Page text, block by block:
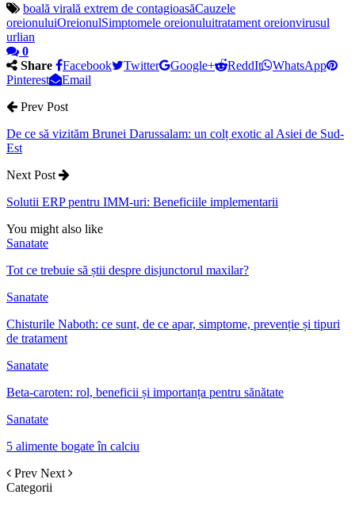
boală virală extrem de contagioasăCauzele
oreionuluiOreionulSimptomele oreionuluitratament oreionvirusul
urlian
0
Share
Facebook Twitter Google+ ReddIt
WhatsApp
Pinterest
Email
Prev Post
De ce să vizităm Brunei Darussalam: un colț exotic al Asiei de Sud-
Est
Next Post
Solutii ERP pentru IMM-uri: Beneficiile implementarii
You might also like
Sanatate
Tot ce trebuie să știi despre disjunctorul maxilar?
Sanatate
Chisturile Naboth: ce sunt, de ce apar, simptome, prevenție și tipuri
de tratament
Sanatate
Beta-caroten: rol, beneficii și importanța pentru sănătate
Sanatate
5 alimente bogate în calciu
Prev Next
Categorii